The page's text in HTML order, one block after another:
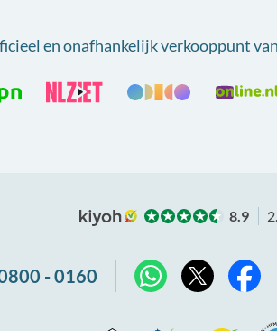
en onafhankelijk verkooppunt van
8.9
- 0160